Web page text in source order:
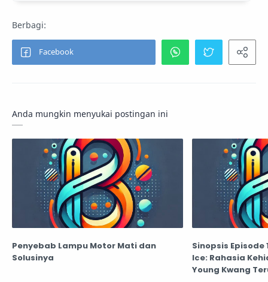
Anda mungkin menyukai postingan ini
Penyebab Lampu Motor Mati dan
Solusinya
Sinopsis Episode
Ice: Rahasia
Young Kwang